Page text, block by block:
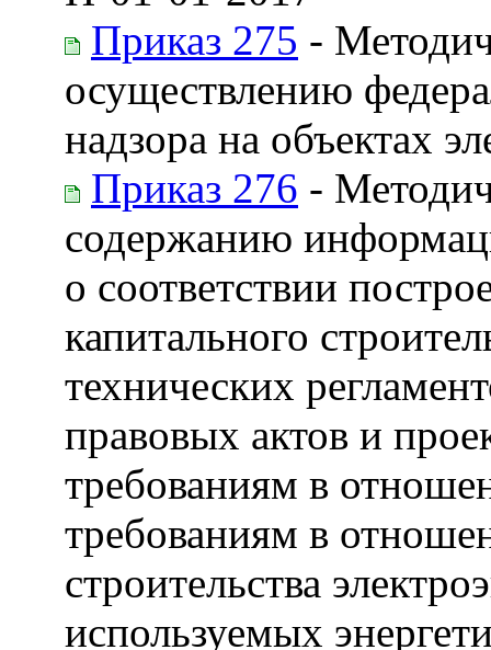
Приказ 275 -
осуществлению
надзора на объектах
Приказ 276 -
содержанию
о соответствии
капитального
технических
правовых актов и
требованиям в
требованиям в
строительства
используемых